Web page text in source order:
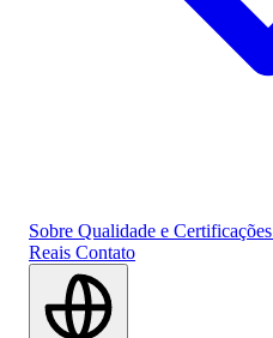
Sobre Qualidade e Certificações
Reais Contato